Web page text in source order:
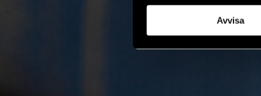
Avvisa